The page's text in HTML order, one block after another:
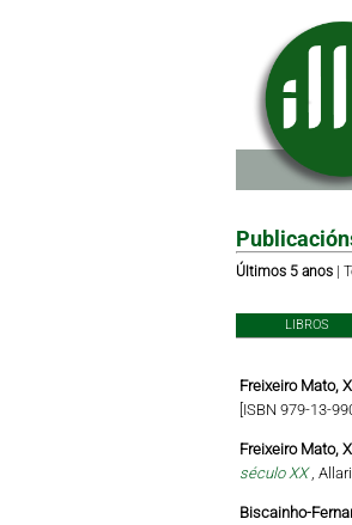
Últimos 5 anos|
LIBROS
Freixeiro Mato,
[ISBN 979-13-
Freixeiro Mato,
século XX,
Biscainho-